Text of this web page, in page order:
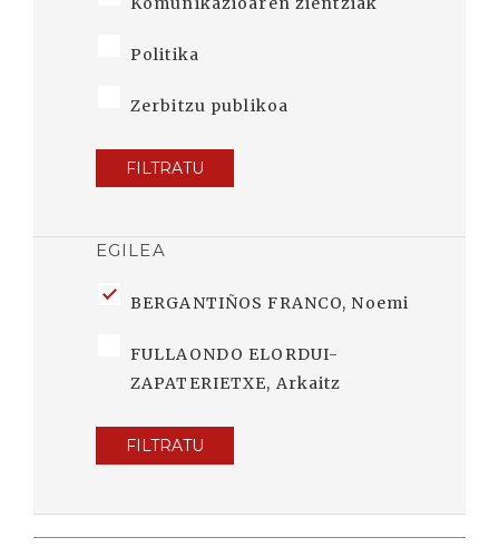
Politika
Zerbitzu publikoa
FILTRATU
EGILEA
BERGANTIÑOS FRANCO, Noemi
FULLAONDO ELORDUI-
ZAPATERIETXE, Arkaitz
FILTRATU